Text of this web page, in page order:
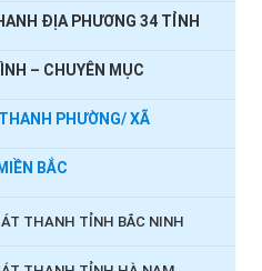
ĐỊA PHƯƠNG 34 TỈNH
– CHUYÊN MỤC
PHƯỜNG/ XÃ
BẮC
THANH TỈNH BẮC NINH